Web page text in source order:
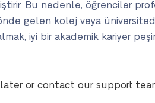
Bu nedenle, öğrenciler
gelen kolej veya
iyi bir akademik kariyer
or contact our support